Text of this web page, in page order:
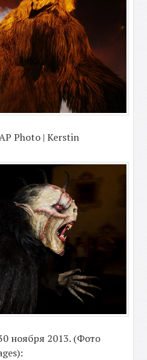
Photo | Kerstin
ноября 2013. (Фото